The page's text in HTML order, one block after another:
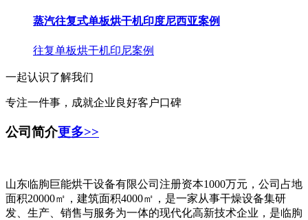
蒸汽往复式单板烘干机印度尼西亚案例
往复单板烘干机印尼案例
一起认识了解我们
专注一件事，成就企业良好客户口碑
公司简介更多>>
山东临朐巨能烘干设备有限公司注册资本1000万元，公司占地
面积20000㎡，建筑面积4000㎡，是一家从事干燥设备集研
发、生产、销售与服务为一体的现代化高新技术企业，是临朐